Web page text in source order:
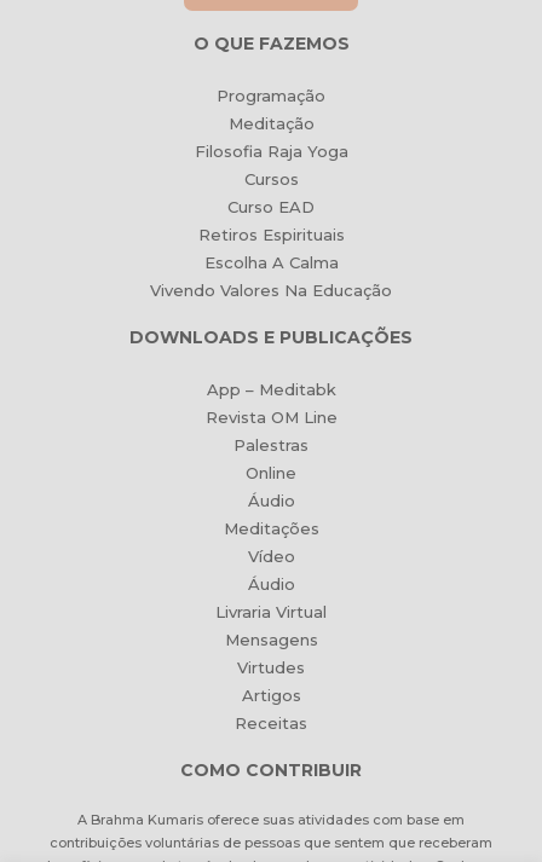
O QUE FAZEMOS
Programação
Meditação
Filosofia Raja Yoga
Cursos
Curso EAD
Retiros Espirituais
Escolha A Calma
Vivendo Valores Na Educação
DOWNLOADS E PUBLICAÇÕES
App – Meditabk
Revista OM Line
Palestras
Online
Áudio
Meditações
Vídeo
Áudio
Livraria Virtual
Mensagens
Virtudes
Artigos
Receitas
COMO CONTRIBUIR
A Brahma Kumaris oferece suas atividades com base em
contribuições voluntárias de pessoas que sentem que receberam